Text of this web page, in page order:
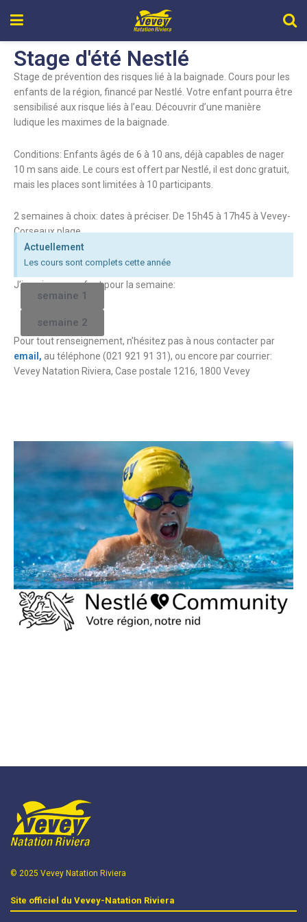
Stage d'été Nestlé
Stage de prévention des risques lié à la baignade. Cours pour les
enfants de la région, financé par Nestlé. Votre enfant pourra être
sensibilisé aux risque liés à l’eau. Découvrir d’une manière
ludique les maximes de la baignade.
Conditions: Enfants âgés de 6 à 10 ans, déjà capables de nager
10 m sans aide. Le cours est offert par Nestlé, il est donc gratuit,
mais les places sont limitées à 10 participants.
2 semaines à choix: dates à préciser. De 15h45 à 17h45 à Vevey-
Corseaux plage.
Actuellement
Les cours sont complets cette année
J’inscris mon enfant pour la semaine:
semaine 1
semaine 2
Pour tout renseignement, n’hésitez pas à nous contacter par
email, au téléphone (021 921 91 31), ou encore par courrier:
Vevey Natation Riviera, Case postale 1216, 1800 Vevey
© 2025 Vevey Natation Riviera
Site officiel du Vevey-Natation Riviera